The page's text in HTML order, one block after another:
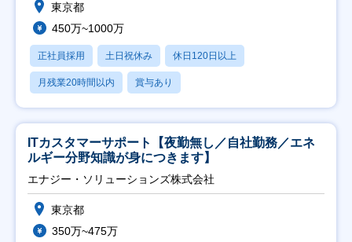
東京都
450万~1000万
正社員採用 土日祝休み 休日120日以上
月残業20時間以内 賞与あり
ITカスタマーサポート【夜勤無し／自社勤務／エネ
ルギー分野知識が身につきます】
エナジー・ソリューションズ株式会社
東京都
350万~475万